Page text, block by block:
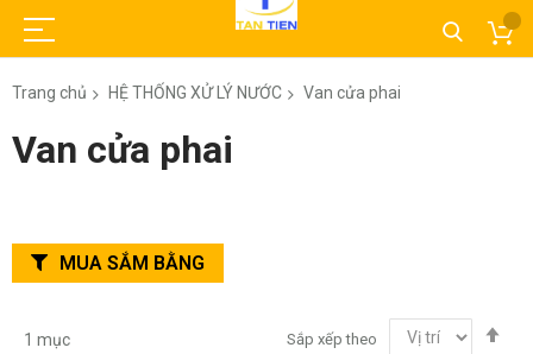
Trang chủ HỆ THỐNG XỬ LÝ NƯỚC Van cửa phai
Van cửa phai
1 mục Sắp xếp theo
MUA SẮM BẰNG